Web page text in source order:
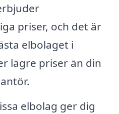
priser, och det är
elbolaget i
lägre priser än din
elbolag ger dig